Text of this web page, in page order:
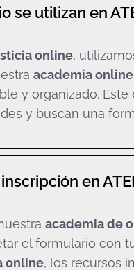
se utilizan en
online,
academia
y organizado.
y buscan una
en
academia de
el formulario con
online, los recursos